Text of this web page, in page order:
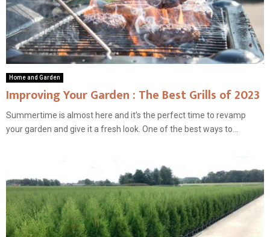
Home and Garden
Improving Your Garden : The Best Grills of 2023
Summertime is almost here and it’s the perfect time to revamp
your garden and give it a fresh look. One of the best ways to...